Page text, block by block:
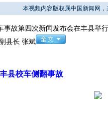
本视频内容版权属中国新闻网
第四次新闻发布会在丰县举行
县长 张斌
县校车侧翻事故